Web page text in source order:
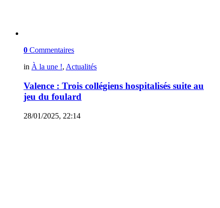
0 Commentaires
in À la une !, Actualités
Valence : Trois collégiens hospitalisés suite au
jeu du foulard
28/01/2025, 22:14